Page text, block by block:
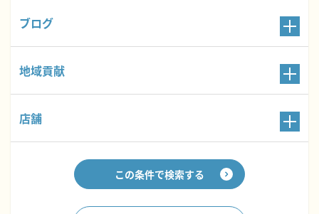
ブログ
地域貢献
店舗
この条件で検索する